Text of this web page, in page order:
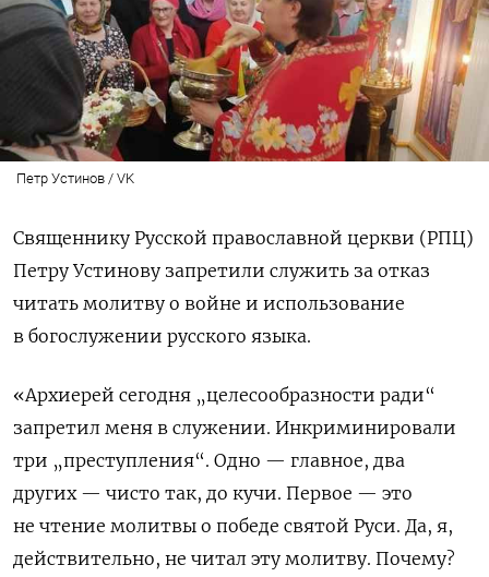
Петр Устинов / VK
Священнику Русской православной церкви (РПЦ)
Петру Устинову запретили служить за отказ
читать молитву о войне и использование
в богослужении русского языка.
«Архиерей сегодня „целесообразности ради“
запретил меня в служении. Инкриминировали
три „преступления“. Одно — главное, два
других — чисто так, до кучи. Первое — это
не чтение молитвы о победе святой Руси. Да, я,
действительно, не читал эту молитву. Почему?